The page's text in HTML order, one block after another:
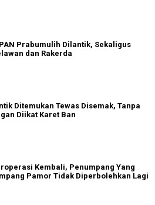
Prabumulih Dilantik, Sekaligus
dan Rakerda
Ditemukan Tewas Disemak, Tanpa
Diikat Karet Ban
Kembali, Penumpang Yang
Pamor Tidak Diperbolehkan Lagi